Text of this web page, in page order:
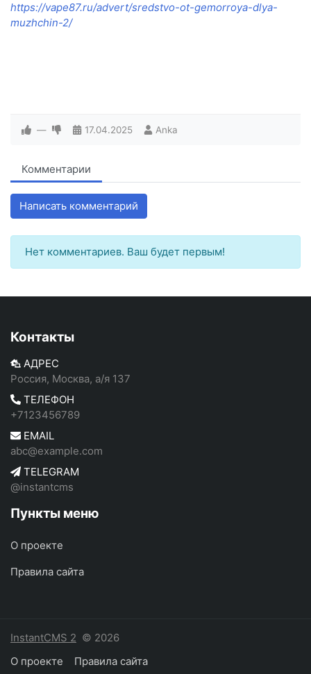
https://vape87.ru/advert/sredstvo-ot-gemorroya-dlya-
muzhchin-2/
— 17.04.2025 Anka
Комментарии
Написать комментарий
Нет комментариев. Ваш будет первым!
Контакты
АДРЕС
Россия, Москва, а/я 137
ТЕЛЕФОН
+7123456789
EMAIL
abc@example.com
TELEGRAM
@instantcms
Пункты меню
О проекте
Правила сайта
InstantCMS 2 © 2026
О проекте
Правила сайта